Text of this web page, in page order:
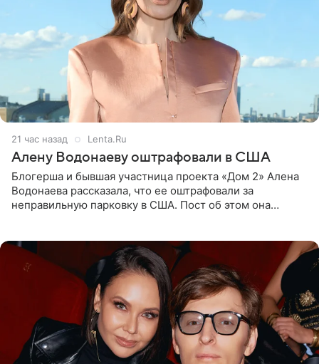
21 час назад Lenta.Ru
Алену Водонаеву оштрафовали в США
Блогерша и бывшая участница проекта «Дом 2» Алена
Водонаева рассказала, что ее оштрафовали за
неправильную парковку в США. Пост об этом она